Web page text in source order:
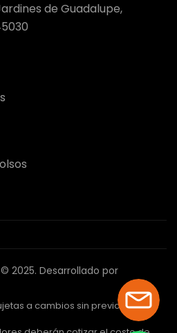
de Guadalupe,
2025. Desarrollado por
a cambios sin previo aviso.